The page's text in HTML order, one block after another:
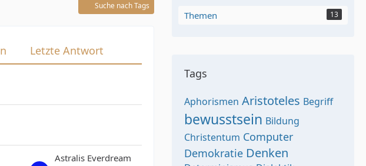
Suche nach Tags
Letzte Antwort
Astralis Everdream
Themen 13
Tags
Aphorismen Aristoteles Begriff
bewusstsein Bildung
Christentum Computer
Demokratie Denken